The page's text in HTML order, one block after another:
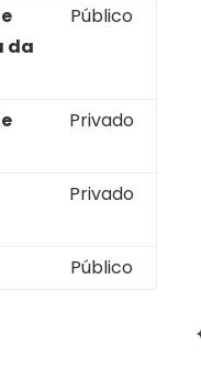
da
Público
Privado
Privado
Público